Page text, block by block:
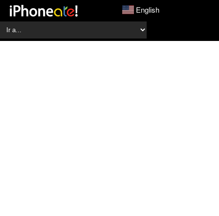
English